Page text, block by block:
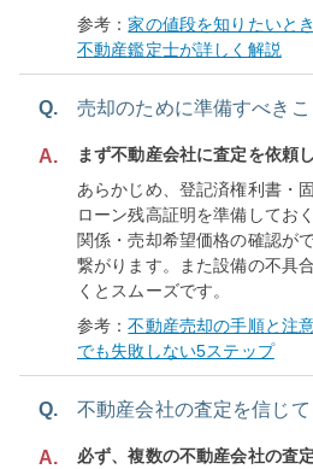
参考：家の値段を知りたいと
不動産鑑定士が詳しく解説
Q. 売却のために準備すべきこ
A.
まず不動産会社に査定を依頼し
あらかじめ、登記済権利書・
ローン残高証明を準備してお
関係・売却希望価格の確認が
繋がります。また設備の不具
くとスムーズです。
参考：不動産売却の手順と注
でも失敗しない5ステップ
Q. 不動産会社の査定を信じ
A.
必ず、複数の不動産会社の査